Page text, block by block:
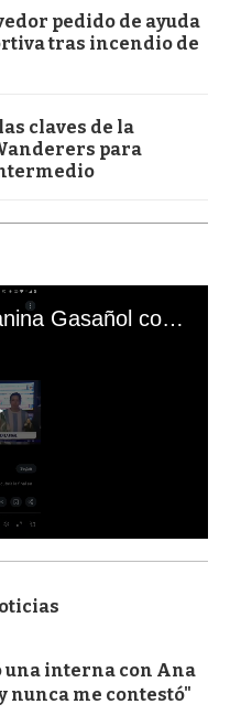
pedido de ayuda
tras incendio de
claves de la
para
El mal momento de Yanina Gasañol con un hincha argentino en "Subrayado"
una interna con Ana
nunca me contestó"